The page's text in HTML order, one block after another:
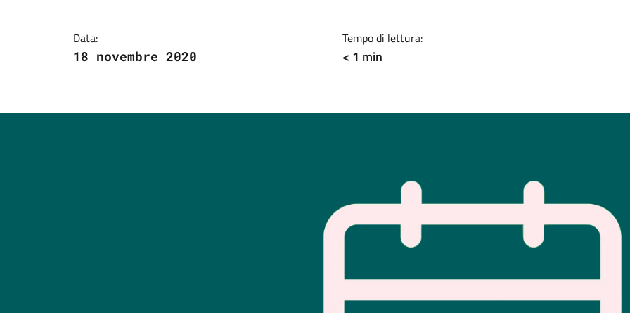
Data:
18 novembre 2020
Tempo di lettura:
< 1 min